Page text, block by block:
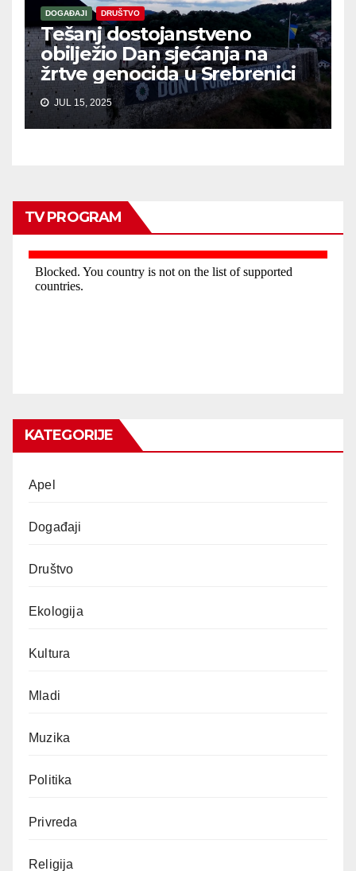
DOGAĐAJI DRUŠTVO
Tešanj dostojanstveno
obilježio Dan sjećanja na
žrtve genocida u Srebrenici
JUL 15, 2025
TV PROGRAM
KATEGORIJE
Apel
Događaji
Društvo
Ekologija
Kultura
Mladi
Muzika
Politika
Privreda
Religija